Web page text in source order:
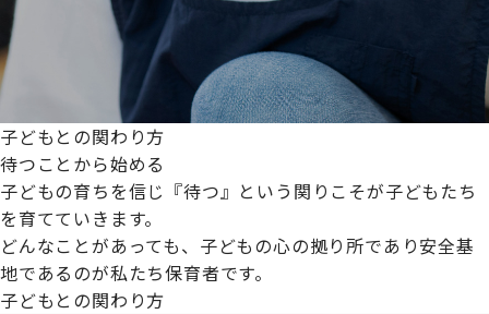
子どもとの関わり方
待つことから始める
子どもの育ちを信じ『待つ』という関りこそが子どもたち
を育てていきます。
どんなことがあっても、子どもの心の拠り所であり安全基
地であるのが私たち保育者です。
子どもとの関わり方